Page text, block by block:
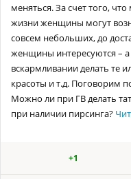
меняться. За счет того,
жизни женщины могут
совсем небольших, до
женщины интересуются –
вскармливании делать те
красоты и т.д. Поговорим
Можно ли при ГВ делать
при наличии пирсинга?
+1